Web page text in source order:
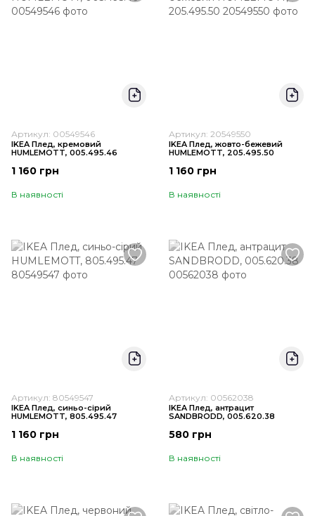
Артикул: 00549546
IKEA Плед, кремовий
HUMLEMOTT, 005.495.46
1 160 грн
В наявності
Артикул: 20549550
IKEA Плед, жовто-бежевий
HUMLEMOTT, 205.495.50
1 160 грн
В наявності
Артикул: 80549547
IKEA Плед, синьо-сірий
HUMLEMOTT, 805.495.47
1 160 грн
В наявності
Артикул: 00562038
IKEA Плед, антрацит
SANDBRODD, 005.620.38
580 грн
В наявності